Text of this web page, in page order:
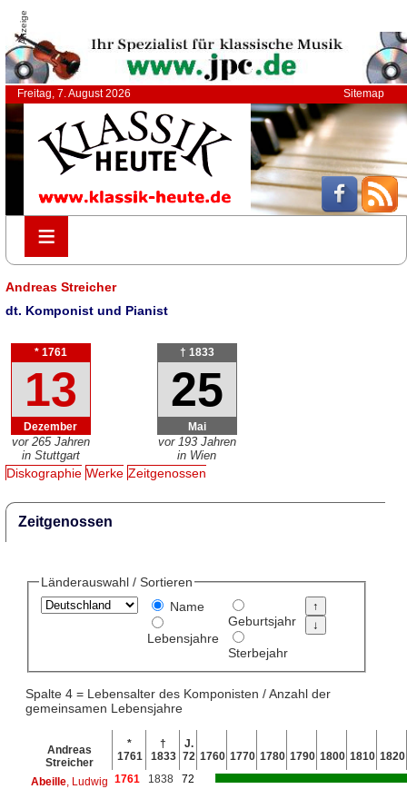
Anzeige
Freitag, 7. August 2026 Sitemap
≡
≡
Andreas Streicher
dt. Komponist und Pianist
* 1761
13
Dezember
vor 265 Jahren
in Stuttgart
† 1833
25
Mai
vor 193 Jahren
in Wien
Diskographie Werke Zeitgenossen
Zeitgenossen
Länderauswahl / Sortieren
Name
Lebensjahre
Geburtsjahr
Sterbejahr
Spalte 4 = Lebensalter des Komponisten / Anzahl der
gemeinsamen Lebensjahre
Andreas
Streicher
*
1761
†
1833
J.
72 1760 1770 1780 1790 1800 1810 1820
Abeille, Ludwig 1761 1838
72